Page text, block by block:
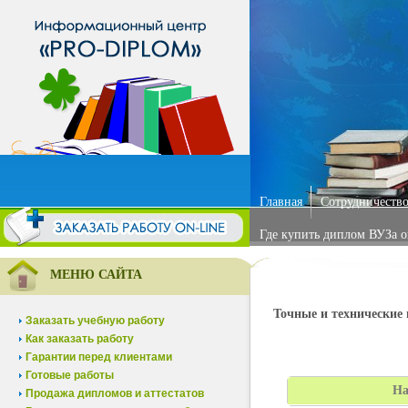
Главная
Где купить диплом ВУЗа
МЕНЮ САЙТА
Заказать учебную работу
Как заказать работу
Гарантии перед клиентами
Готовые работы
Продажа дипломов и аттестатов
Точные и технические